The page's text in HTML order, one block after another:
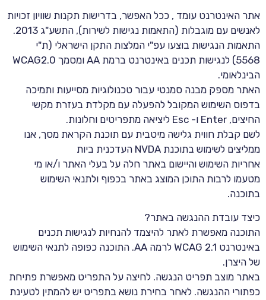
אתר האינטרנט עומד , ככל האפשר, בדרישות תקנות שוויון זכויות
לאנשים עם מוגבלות (התאמות נגישות לשירות), התשע"ג 2013.
התאמות הנגישות בוצעו עפ"י המלצות התקן הישראלי (ת"י
5568) לנגישות תכנים באינטרנט ברמת AA ומסמך WCAG2.0
הבינלאומי.
האתר מספק מבנה סמנטי עבור טכנולוגיות מסייעות ותמיכה
בדפוס השימוש המקובל להפעלה עם מקלדת בעזרת מקשי
החיצים, Enter ו- Esc ליציאה מתפריטים וחלונות.
לשם קבלת חווית גלישה מיטבית עם תוכנת הקראת מסך, אנו
ממליצים לשימוש בתוכנת NVDA העדכנית ביות
אחריות השימוש והיישום באתר חלה על בעלי האתר ו/או מי
מטעמו לרבות התוכן המוצג באתר בכפוף ולתנאי השימוש
בתוכנה.
כיצד עובדת ההנגשה באתר?
התוכנה מאפשרת לאתר להיצמד להנחיות לנגישות תכנים
באינטרנט WCAG 2.1 לרמה AA. התוכנה כפופה לתנאי השימוש
של היצרן.
באתר מוצב תפריט הנגשה. לחיצה על התפריט מאפשרת פתיחת
כפתורי ההנגשה. לאחר בחירת נושא בתפריט יש להמתין לטעינת